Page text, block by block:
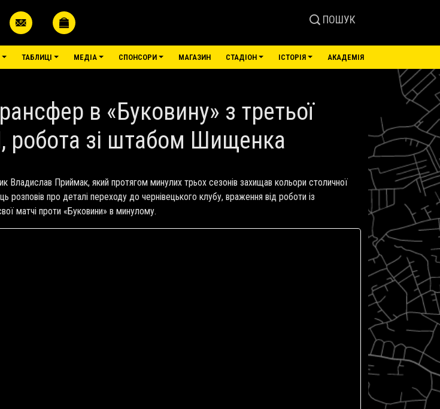
ПОШУК
ТАБЛИЦІ МЕДІА СПОНСОРИ МАГАЗИН СТАДІОН ІСТОРІЯ АКАДЕМІЯ
в «Буковину» з третьої
робота зі штабом Шищенка
Владислав Приймак, який протягом минулих трьох сезонів захищав кольори столичної
про деталі переходу до чернівецького клубу, враження від роботи із
матчі проти «Буковини» в минулому.